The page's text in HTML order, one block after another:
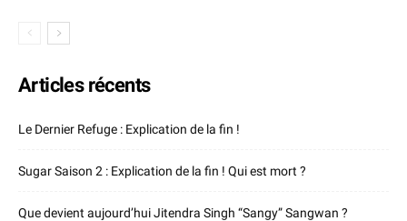
Articles récents
Le Dernier Refuge : Explication de la fin !
Sugar Saison 2 : Explication de la fin ! Qui est mort ?
Que devient aujourd’hui Jitendra Singh “Sangy” Sangwan ?